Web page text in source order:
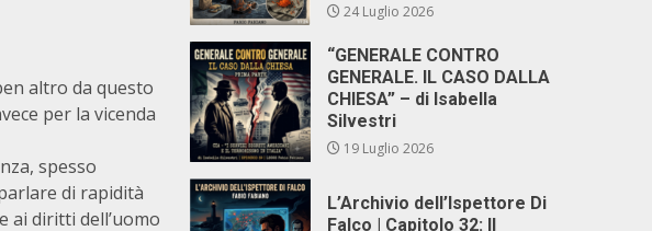
altro da questo
per la vicenda
spesso
di rapidità
ai diritti dell’uomo
24 Luglio 2026
“GENERALE CONTRO
GENERALE. IL CASO DALLA
CHIESA” – di Isabella
Silvestri
19 Luglio 2026
L’Archivio dell’Ispettore Di
Falco | Capitolo 32: Il